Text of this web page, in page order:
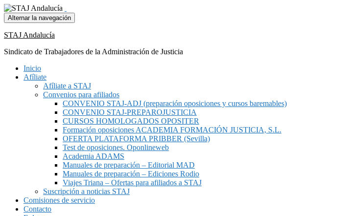
Alternar la navegación
STAJ Andalucía
Sindicato de Trabajadores de la Administración de Justicia
Inicio
Afíliate
Afíliate a STAJ
Convenios para afiliados
CONVENIO STAJ-ADJ (preparación oposiciones y cursos baremables)
CONVENIO STAJ-PREPAROJUSTICIA
CURSOS HOMOLOGADOS OPOSITER
Formación oposiciones ACADEMIA FORMACIÓN JUSTICIA, S.L.
OFERTA PLATAFORMA PRIBBER (Sevilla)
Test de oposiciones. Oponlineweb
Academia ADAMS
Manuales de preparación – Editorial MAD
Manuales de preparación – Ediciones Rodio
Viajes Triana – Ofertas para afiliados a STAJ
Suscripción a noticias STAJ
Comisiones de servicio
Contacto